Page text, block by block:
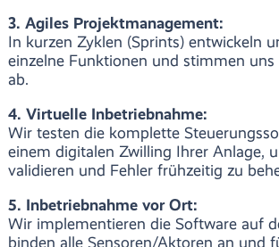
3. Agiles Projektmanagement:
In kurzen Zyklen (Sprints) entwickeln
einzelne Funktionen und stimmen
ab.
4. Virtuelle Inbetriebnahme:
Wir testen die komplette
einem digitalen Zwilling Ihrer Anlage,
validieren und Fehler frühzeitig zu
5. Inbetriebnahme vor Ort:
Wir implementieren die Software auf
binden alle Sensoren/Aktoren an und